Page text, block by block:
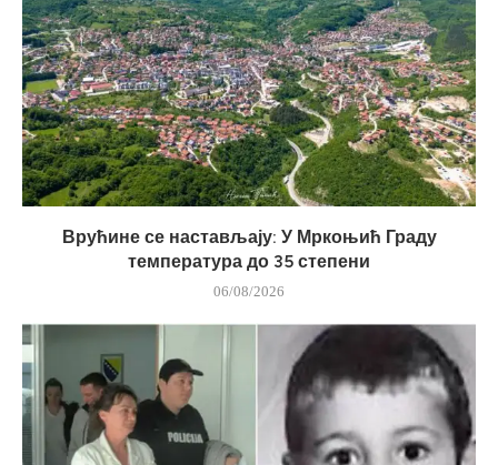
Врућине се настављају: У Мркоњић Граду
температура до 35 степени
06/08/2026